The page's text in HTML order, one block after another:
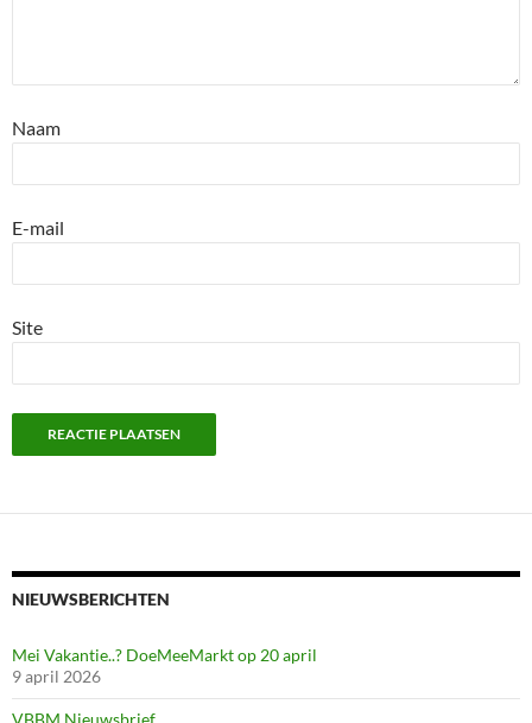
Naam
E-mail
Site
NIEUWSBERICHTEN
Mei Vakantie..? DoeMeeMarkt op 20 april
9 april 2026